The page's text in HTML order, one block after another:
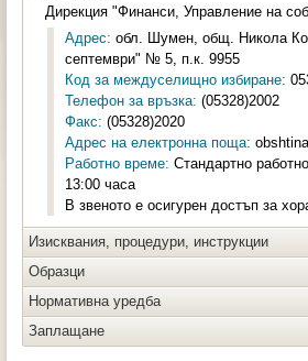
Дирекция "Финанси, Управление на
Адрес: обл. Шумен, общ. Никола
септември" № 5, п.к. 9955
Код за междуселищно избиране:
Телефон за връзка: (05328)2002
Факс: (05328)2020
Адрес на електронна поща:
Работно време: Стандартно
13:00 часа
В звеното е осигурен достъп за
Изисквания, процедури, инструкции
Образци
Нормативна уредба
Заплащане